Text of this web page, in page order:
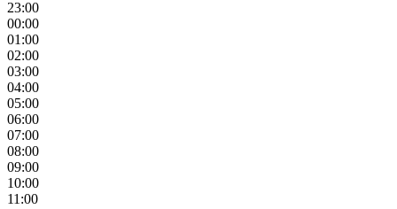
23:00
00:00
01:00
02:00
03:00
04:00
05:00
06:00
07:00
08:00
09:00
10:00
11:00